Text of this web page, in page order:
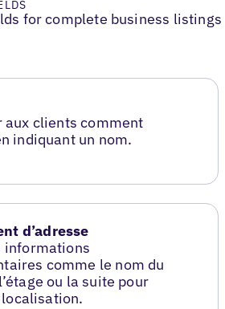
for complete business listings
aux clients comment
indiquant un nom.
d’adresse
informations
comme le nom du
ou la suite pour